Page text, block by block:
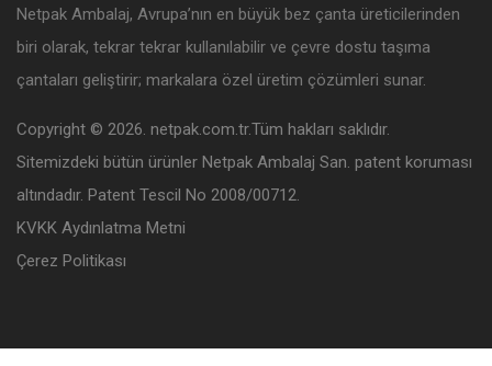
Netpak Ambalaj, Avrupa’nın en büyük bez çanta üreticilerinden
biri olarak, tekrar tekrar kullanılabilir ve çevre dostu taşıma
çantaları geliştirir; markalara özel üretim çözümleri sunar.
Copyright © 2026. netpak.com.tr.Tüm hakları saklıdır.
Sitemizdeki bütün ürünler Netpak Ambalaj San. patent koruması
altındadır. Patent Tescil No 2008/00712.
KVKK Aydınlatma Metni
Çerez Politikası